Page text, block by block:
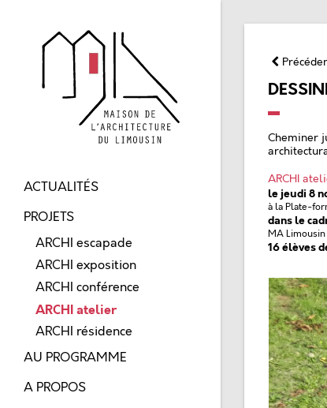
ACTUALITÉS
PROJETS
ARCHI escapade
ARCHI exposition
ARCHI conférence
ARCHI atelier
ARCHI résidence
AU PROGRAMME
A PROPOS
Cheminer
ARCHI
le jeudi 8
à la Plate-
dans le
MA Limousin
16 élèves